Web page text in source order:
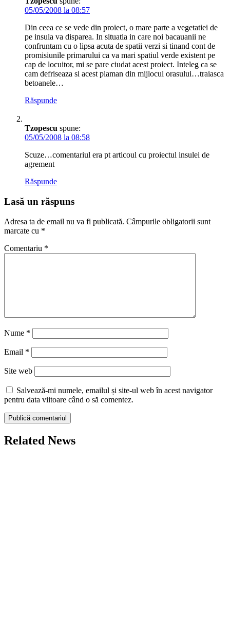
05/05/2008 la 08:57
Din ceea ce se vede din proiect, o mare parte a vegetatiei de
pe insula va disparea. In situatia in care noi bacauanii ne
confruntam cu o lipsa acuta de spatii verzi si tinand cont de
promisiunile primarului ca va mari spatiul verde existent pe
cap de locuitor, mi se pare ciudat acest proiect. Inteleg ca se
cam defriseaza si acest plaman din mijlocul orasului…traiasca
betoanele…
Răspunde
Tzopescu spune:
05/05/2008 la 08:58
Scuze…comentariul era pt articoul cu proiectul insulei de
agrement
Răspunde
Lasă un răspuns
Adresa ta de email nu va fi publicată. Câmpurile obligatorii sunt
marcate cu *
Comentariu *
Nume *
Email *
Site web
Salvează-mi numele, emailul și site-ul web în acest navigator
pentru data viitoare când o să comentez.
Related News